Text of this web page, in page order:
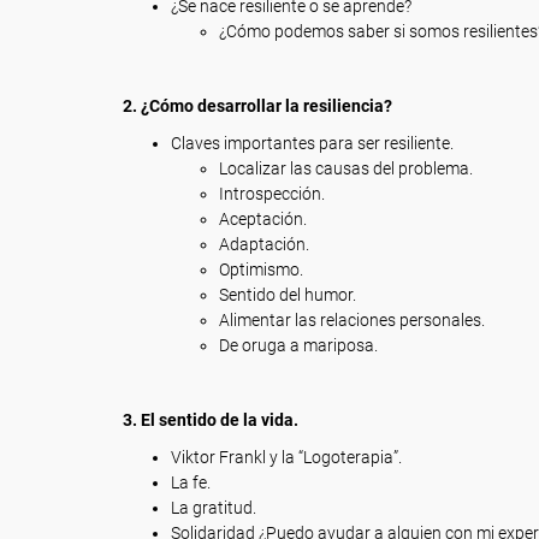
¿Se nace resiliente o se aprende?
¿Cómo podemos saber si somos
2. ¿Cómo desarrollar la resiliencia?
Claves importantes para ser resiliente.
Localizar las causas del problema.
Introspección.
Aceptación.
Adaptación.
Optimismo.
Sentido del humor.
Alimentar las relaciones personales.
De oruga a mariposa.
3. El sentido de la vida.
Viktor Frankl y la “Logoterapia”.
La fe.
La gratitud.
Solidaridad ¿Puedo ayudar a alguien con mi